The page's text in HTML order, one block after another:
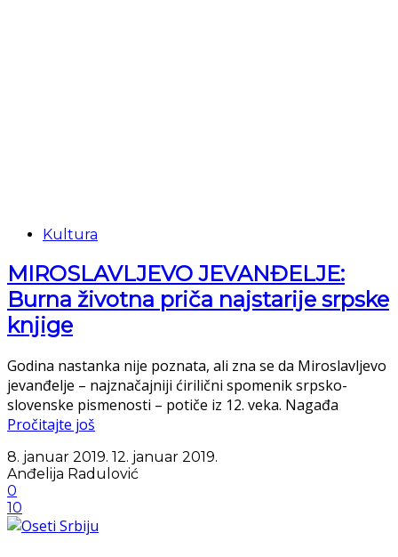
Kultura
MIROSLAVLJEVO JEVANĐELJE:
Burna životna priča najstarije srpske
knjige
Godina nastanka nije poznata, ali zna se da Miroslavljevo
jevanđelje – najznačajniji ćirilični spomenik srpsko-
slovenske pismenosti – potiče iz 12. veka. Nagađa
Pročitajte još
8. januar 2019. 12. januar 2019.
Anđelija Radulović
0
10